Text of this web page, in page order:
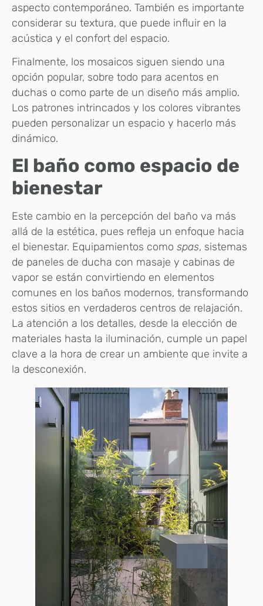
aspecto contemporáneo. También es importante
considerar su textura, que puede influir en la
acústica y el confort del espacio.
Finalmente, los mosaicos siguen siendo una
opción popular, sobre todo para acentos en
duchas o como parte de un diseño más amplio.
Los patrones intrincados y los colores vibrantes
pueden personalizar un espacio y hacerlo más
dinámico.
El baño como espacio de
bienestar
Este cambio en la percepción del baño va más
allá de la estética, pues refleja un enfoque hacia
el bienestar. Equipamientos como spas, sistemas
de paneles de ducha con masaje y cabinas de
vapor se están convirtiendo en elementos
comunes en los baños modernos, transformando
estos sitios en verdaderos centros de relajación.
La atención a los detalles, desde la elección de
materiales hasta la iluminación, cumple un papel
clave a la hora de crear un ambiente que invite a
la desconexión.